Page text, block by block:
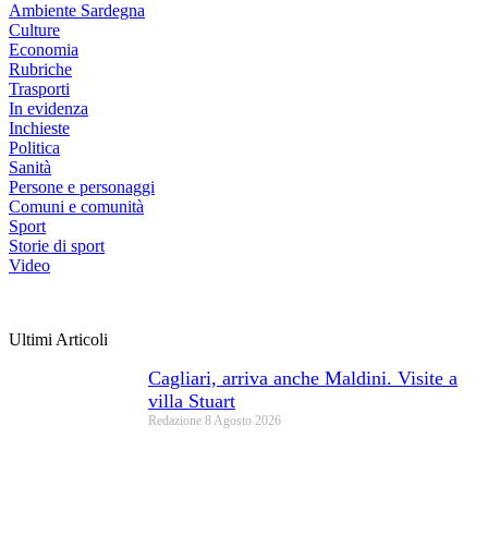
Ambiente Sardegna
Culture
Economia
Rubriche
Trasporti
In evidenza
Inchieste
Politica
Sanità
Persone e personaggi
Comuni e comunità
Sport
Storie di sport
Video
Ultimi Articoli
Cagliari, arriva anche Maldini. Visite a
villa Stuart
Redazione 8 Agosto 2026